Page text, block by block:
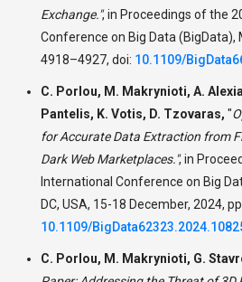
Exchange.",in Proceedings of the
Conference on Big Data (BigData),
4918–4927, doi: 10.1109/
C. Porlou, M. Makrynioti, A.
Pantelis, K. Votis, D. Tzovaras, "
for Accurate Data Extraction from
Dark Web Marketplaces.",in
International Conference on Big
DC, USA, 15-18 December, 2024,
10.1109/
C. Porlou, M. Makrynioti, G.